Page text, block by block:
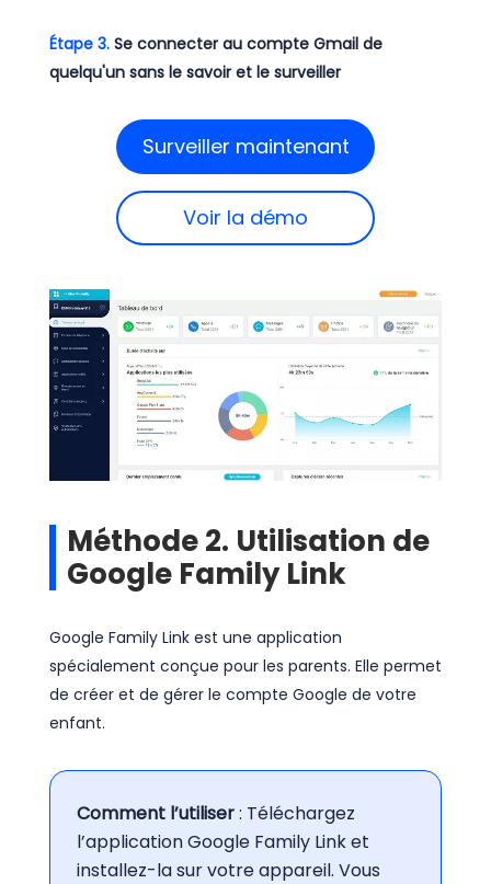
Étape 3. Se connecter au compte Gmail de
quelqu'un sans le savoir et le surveiller
Surveiller maintenant
Voir la démo
Méthode 2. Utilisation de
Google Family Link
Google Family Link est une application
spécialement conçue pour les parents. Elle permet
de créer et de gérer le compte Google de votre
enfant.
Comment l’utiliser: Téléchargez
l’application Google Family Link et
installez-la sur votre appareil. Vous